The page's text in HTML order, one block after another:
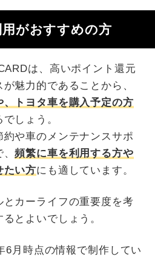
用がおすすめの方
は、高いポイント還元
魅力的であることから、
、トヨタ車を購入予定の方
しょう。
約や車のメンテナンスサポ
、頻繁に車を利用する方や
たい方にも適しています。
とカーライフの重要度を考
とよいでしょう。
月時点の情報で制作してい